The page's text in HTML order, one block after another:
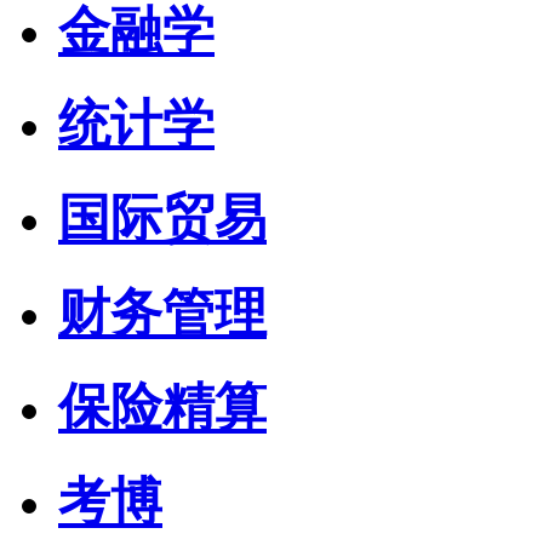
金融学
统计学
国际贸易
财务管理
保险精算
考博